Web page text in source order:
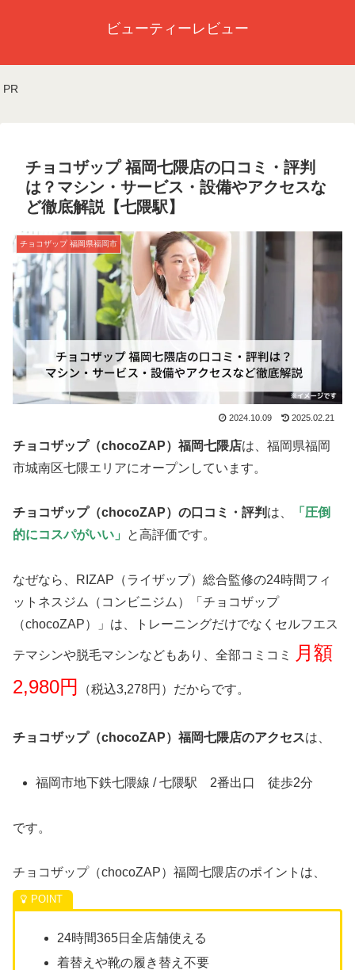
ビューティーレビュー
PR
チョコザップ 福岡七隈店の口コミ・評判
は？マシン・サービス・設備やアクセスな
ど徹底解説【七隈駅】
チョコザップ 福岡県福岡市
2024.10.09 2025.02.21
チョコザップ（chocoZAP）福岡七隈店は、福岡県福岡
市城南区七隈エリアにオープンしています。
チョコザップ（chocoZAP）の口コミ・評判 は、
「圧倒
的にコスパがいい」
と高評価です。
なぜなら、RIZAP（ライザップ）総合監修の24時間フィ
ットネスジム（コンビニジム）「チョコザップ
（chocoZAP）」は、トレーニングだけでなくセルフエス
テマシンや脱毛マシンなどもあり、全部コミコミ
月額
2,980円
（税込3,278円）だからです。
チョコザップ（chocoZAP）福岡七隈店のアクセスは、
福岡市地下鉄七隈線 / 七隈駅 2番出口 徒歩2分
です。
チョコザップ（chocoZAP）福岡七隈店のポイントは、
24時間365日全店舗使える
着替えや靴の履き替え不要